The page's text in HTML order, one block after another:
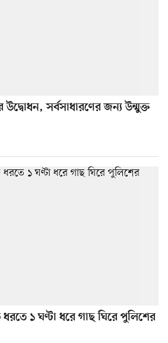
সর্বসাধারণের জন্য উন্মুক্ত
১ ঘণ্টা ধরে গাছ ঘিরে পুলিশের